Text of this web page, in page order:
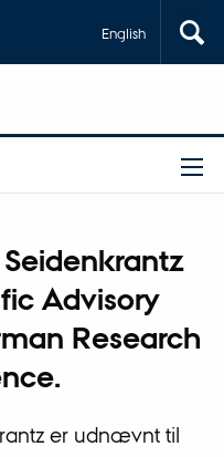
English
Advisory
Research
er udnævnt til